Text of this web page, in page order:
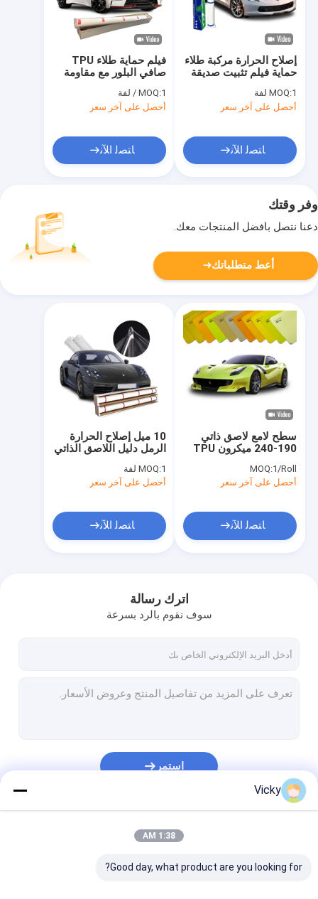
فيلم حماية طلاء TPU
صافي البلور مع مقاومة
MOQ:1 / لفة
أحصل على آخر سعر
ﺎﺘﺼﻟ ﺍﻶﻧ
إصلاح الحرارة مركبة طلاء
حماية فيلم تثبيت صديقة
سيارة PPF
MOQ:1 لفة
أحصل على آخر سعر
ﺎﺘﺼﻟ ﺍﻶﻧ
وفر وقتك
دعنا نتصل بأفضل المنتجات معك.
أعط متطلباتك
10 ميل إصلاح الحرارة
الرمل دليل اللاصق الذاتي
MOQ:1 لفة
أحصل على آخر سعر
ﺎﺘﺼﻟ ﺍﻶﻧ
سطح لامع لاصق ذاتي
190-240 ميكرون TPU
هيدروفوبيسية إصلاح
MOQ:1/Roll
أحصل على آخر سعر
ﺎﺘﺼﻟ ﺍﻶﻧ
اترك رسالة
سوف نقوم بالرد بسرعة
استمر
Vicky
1:38 AM
Good day, what product are you looking for?